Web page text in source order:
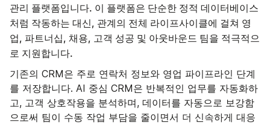
관리 플랫폼입니다. 이 플랫폼은 단순한 정적 데이터베이스
처럼 작동하는 대신, 관계의 전체 라이프사이클에 걸쳐 영
업, 파트너십, 채용, 고객 성공 및 아웃바운드 팀을 적극적으
로 지원합니다.
기존의 CRM은 주로 연락처 정보와 영업 파이프라인 단계
를 저장합니다. AI 중심 CRM은 반복적인 업무를 자동화하
고, 고객 상호작용을 분석하며, 데이터를 자동으로 보강함
으로써 팀이 수동 작업 부담을 줄이면서 더 신속하게 대응